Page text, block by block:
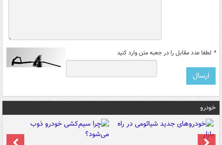
* لطفا عدد مقابل را در جعبه متن وارد کنید
خودرو